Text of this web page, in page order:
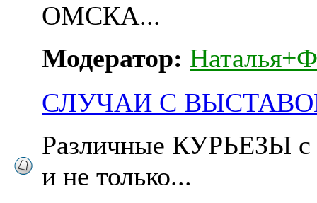
ОМСКА...
Модератор:
СЛУЧАИ С
Различные КУРЬЕЗЫ с
и не только...